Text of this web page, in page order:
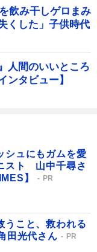
飲み干しゲロまみ
くした」子供時代
人間のいいところ
ンタビュー】
シュにもガムを愛
スト 山中千尋さ
】
PR
うこと、救われる
田光代さん
PR